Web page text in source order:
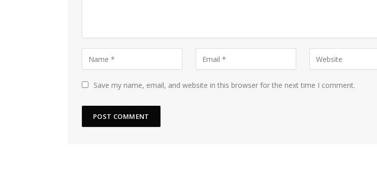
Save my name, email, and website in this browser for the next time I comment.